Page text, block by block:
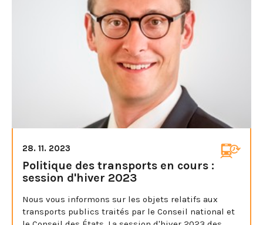
28. 11. 2023
Politique des transports en cours :
session d'hiver 2023
Nous vous informons sur les objets relatifs aux
transports publics traités par le Conseil national et